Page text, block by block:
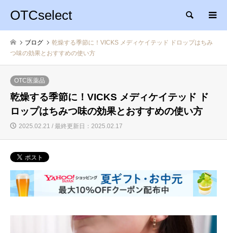
OTCselect 検索
ブログ
乾燥する季節に！VICKS メディケイテッド ドロップはちみ
つ味の効果とおすすめの使い方
OTC医薬品
乾燥する季節に！VICKS メディケイテッド ド
ロップはちみつ味の効果とおすすめの使い方
2025.02.21 / 最終更新日：2025.02.17